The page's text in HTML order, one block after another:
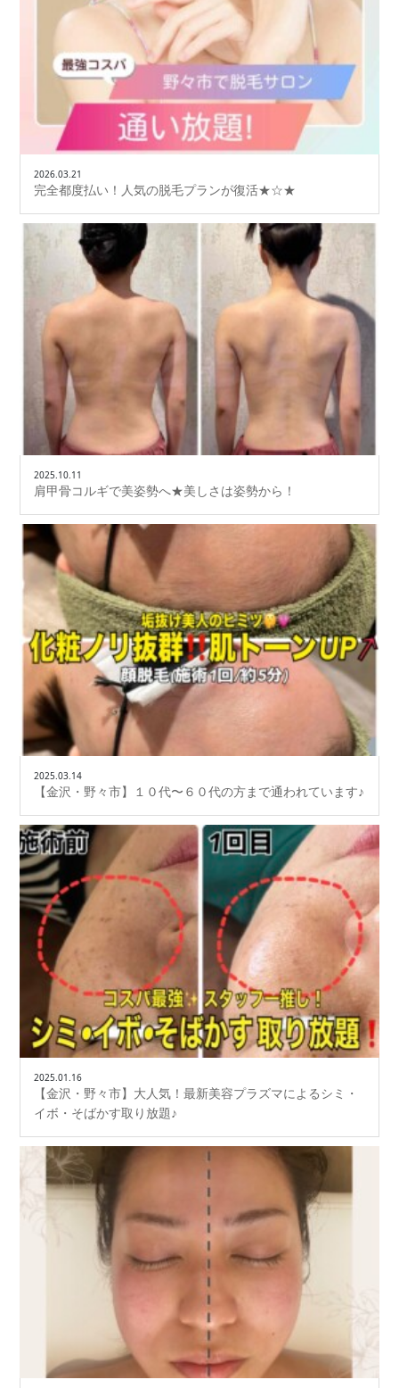
2026.03.21
完全都度払い！人気の脱毛プランが復活★☆★
2025.10.11
肩甲骨コルギで美姿勢へ★美しさは姿勢から！
2025.03.14
【金沢・野々市】１０代〜６０代の方まで通われています♪
2025.01.16
【金沢・野々市】大人気！最新美容プラズマによるシミ・
イボ・そばかす取り放題♪